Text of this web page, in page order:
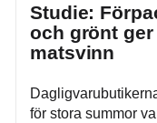
Studie:
och grönt
matsvinn
för stora summor